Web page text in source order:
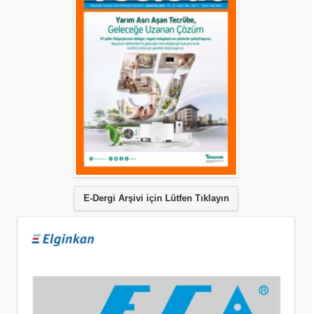
E-Dergi Arşivi için Lütfen Tıklayın